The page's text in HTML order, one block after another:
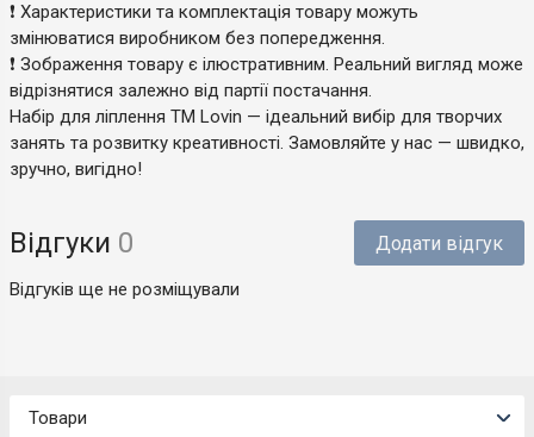
❗ Характеристики та комплектація товару можуть
змінюватися виробником без попередження.
❗ Зображення товару є ілюстративним. Реальний вигляд може
відрізнятися залежно від партії постачання.
Набір для ліплення ТМ Lovin — ідеальний вибір для творчих
занять та розвитку креативності. Замовляйте у нас — швидко,
зручно, вигідно!
Відгуки 0 Додати відгук
Відгуків ще не розміщували
Товари